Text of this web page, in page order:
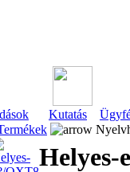
Kutatás
Helyes-